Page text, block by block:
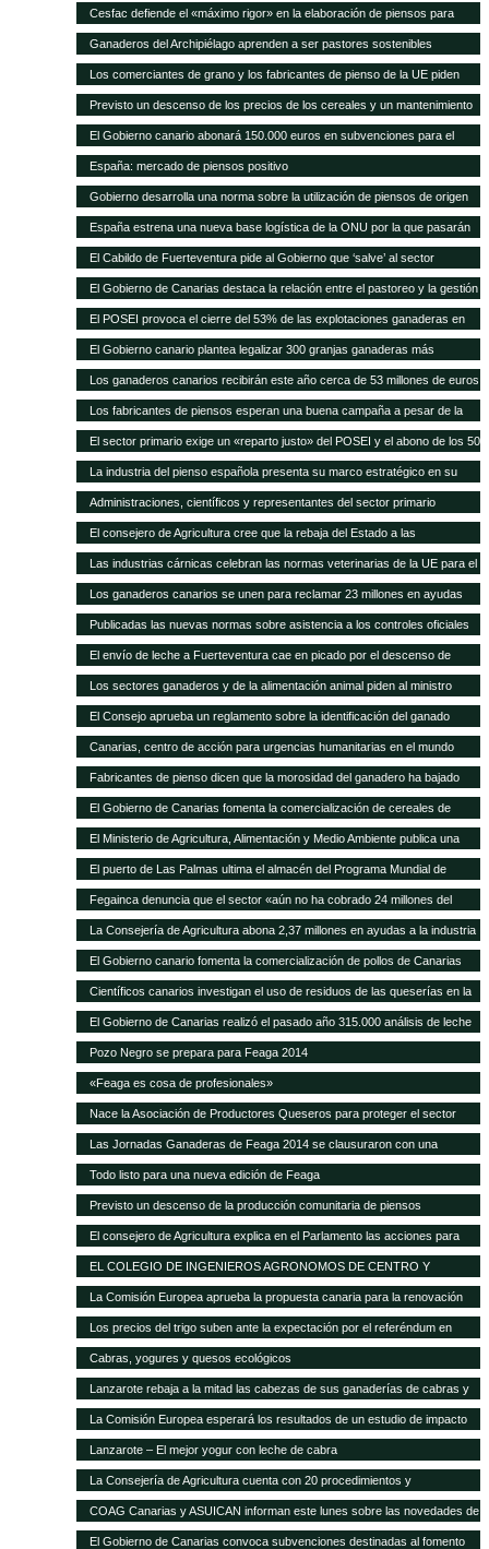
Cesfac defiende el «máximo rigor» en la elaboración de piensos para
animales
Ganaderos del Archipiélago aprenden a ser pastores sostenibles
Los comerciantes de grano y los fabricantes de pienso de la UE piden
celeridad en la aprobación de 8 cultivos MG
Previsto un descenso de los precios de los cereales y un mantenimiento
de los precios de la carne en los próximos 10 años según FAO/OCDE
El Gobierno canario abonará 150.000 euros en subvenciones para el
fomento de razas autóctonas
España: mercado de piensos positivo
Gobierno desarrolla una norma sobre la utilización de piensos de origen
animal
España estrena una nueva base logística de la ONU por la que pasarán
75.000 toneladas de ayuda para África al año
El Cabildo de Fuerteventura pide al Gobierno que ‘salve’ al sector
ganadero del hundimiento
El Gobierno de Canarias destaca la relación entre el pastoreo y la gestión
medioambiental
El POSEI provoca el cierre del 53% de las explotaciones ganaderas en
cuatro años
El Gobierno canario plantea legalizar 300 granjas ganaderas más
Los ganaderos canarios recibirán este año cerca de 53 millones de euros
en ayudas POSEI
Los fabricantes de piensos esperan una buena campaña a pesar de la
sequía en España
El sector primario exige un «reparto justo» del POSEI y el abono de los 50
millones adeudados
La industria del pienso española presenta su marco estratégico en su
asamblea general
Administraciones, científicos y representantes del sector primario
trabajan en el Plan Forrajero de Canarias
El consejero de Agricultura cree que la rebaja del Estado a las
subvenciones al transporte aleja a los agricultores canarios de España y
de Europa
Las industrias cárnicas celebran las normas veterinarias de la UE para el
porcino
Los ganaderos canarios se unen para reclamar 23 millones en ayudas
atrasadas
Publicadas las nuevas normas sobre asistencia a los controles oficiales
en mataderos de aves y conejos
El envío de leche a Fuerteventura cae en picado por el descenso de
cabras
Los sectores ganaderos y de la alimentación animal piden al ministro
Montoro que el IVA reducido no suba del 10 al 21%
El Consejo aprueba un reglamento sobre la identificación del ganado
vacuno
Canarias, centro de acción para urgencias humanitarias en el mundo
Fabricantes de pienso dicen que la morosidad del ganadero ha bajado
sensiblemente
El Gobierno de Canarias fomenta la comercialización de cereales de
variedades tradicionales de Canarias
El Ministerio de Agricultura, Alimentación y Medio Ambiente publica una
nueva convocatoria de subvenciones para proyectos de investigación
aplicada al sector ganadero por 6,3 millones de euros
El puerto de Las Palmas ultima el almacén del Programa Mundial de
Alimentos
Fegainca denuncia que el sector «aún no ha cobrado 24 millones del
POSEI 2013»
La Consejería de Agricultura abona 2,37 millones en ayudas a la industria
láctea y queserías artesanales
El Gobierno canario fomenta la comercialización de pollos de Canarias
Científicos canarios investigan el uso de residuos de las queserías en la
alimentación de ganado caprino
El Gobierno de Canarias realizó el pasado año 315.000 análisis de leche
y quesos de las Islas
Pozo Negro se prepara para Feaga 2014
«Feaga es cosa de profesionales»
Nace la Asociación de Productores Queseros para proteger el sector
Las Jornadas Ganaderas de Feaga 2014 se clausuraron con una
reivindicación al respeto del reglamento europeo sobre el POSEI
Todo listo para una nueva edición de Feaga
Previsto un descenso de la producción comunitaria de piensos
compuestos en 2014
El consejero de Agricultura explica en el Parlamento las acciones para
mejorar la situación de la ganadería canaria
EL COLEGIO DE INGENIEROS AGRONOMOS DE CENTRO Y
CANARIAS ofrece una sesión gratuita sobre Bioseguridad y gestión de
las explotaciones en ganadería
La Comisión Europea aprueba la propuesta canaria para la renovación
del AIEM
Los precios del trigo suben ante la expectación por el referéndum en
Crimea
Cabras, yogures y quesos ecológicos
Lanzarote rebaja a la mitad las cabezas de sus ganaderías de cabras y
ovejas Las exigencias de Europa para conceder las ayudas deja unas
12.000 cabezas caprinas y casi 4.000 ovinas
La Comisión Europea esperará los resultados de un estudio de impacto
para modificar el POSEI
Lanzarote – El mejor yogur con leche de cabra
La Consejería de Agricultura cuenta con 20 procedimientos y
servicios»on-line»
COAG Canarias y ASUICAN informan este lunes sobre las novedades de
la Ley de la Cadena Alimentaria
El Gobierno de Canarias convoca subvenciones destinadas al fomento